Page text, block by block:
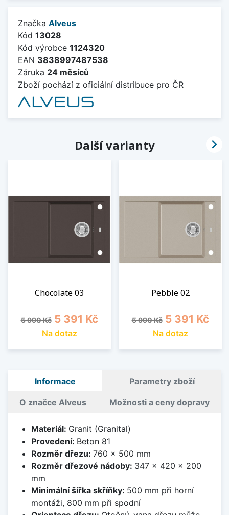
Značka Alveus
Kód 13028
Kód výrobce 1124320
EAN 3838997487538
Záruka 24 měsíců
Zboží pochází z oficiální distribuce pro ČR
Další varianty
Chocolate 03
Běžná cena
5 990 Kč Cena
5 391 Kč
Na dotaz
Pebble 02
Běžná cena
5 990 Kč Cena
5 391 Kč
Na dotaz

Informace Parametry zboží
O značce Alveus Možnosti a ceny dopravy
Materiál: Granit (Granital)
Provedení: Beton 81
Rozměr dřezu: 760 x 500 mm
Rozměr dřezové nádoby: 347 x 420 x 200
mm
Minimální šířka skříňky: 500 mm při horní
montáži, 800 mm při spodní